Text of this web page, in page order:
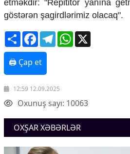
İqtisadiyyat
İqtisadi xəbərlər
Energetika
Neft-qaz
Əmək və sosial siyasət
Kənd təsərrüfatı
Hərbi sənaye
Telekommunikasiya və
Crossmedia.az - 1 yaş
etməkdir: "Repititor yanına
göstərən şagirdlərimiz olacaq".
ShareFacebookTelegramWhatsApp
🖨 Çap et
12:59 12.09.2025
Oxunuş sayı: 10063
OXŞAR XƏBƏRLƏR